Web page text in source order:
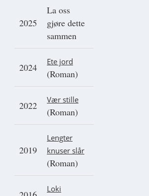
2025
La oss
gjøre dette
sammen
2024 Ete jord
(Roman)
2022 Vær stille
(Roman)
2019
Lengter
knuser slår
(Roman)
Loki